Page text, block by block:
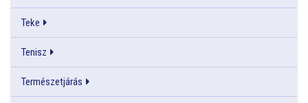
Teke
Tenisz
Természetjárás